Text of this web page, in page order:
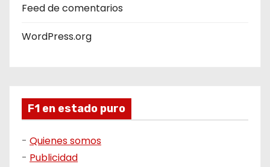
Feed de comentarios
WordPress.org
F1 en estado puro
- Quienes somos
- Publicidad